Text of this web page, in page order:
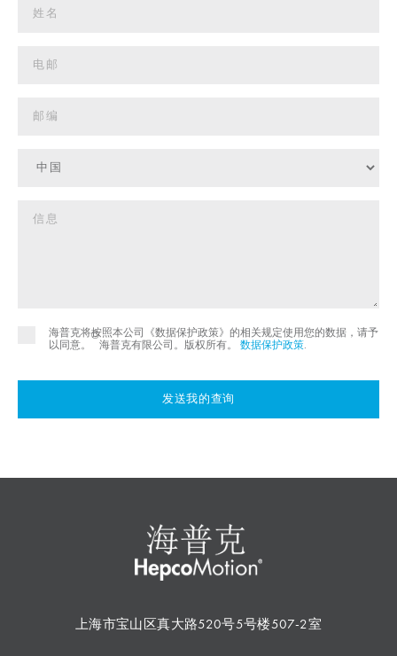
海普克将按照本公司《数据保护政策》的相关规定使用您的数据，请予
以同意。
©
海普克有限公司。版权所有。 数据保护政策
发送我的查询
上海市宝山区真大路520号5号楼507-2室